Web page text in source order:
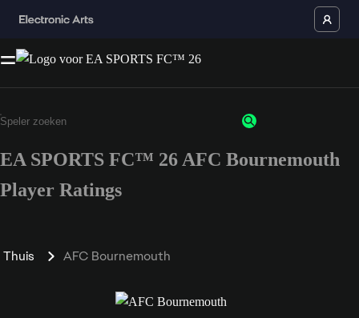
EA SPORTS FC™ 26 AFC Bournemouth
Player Ratings
Thuis AFC Bournemouth